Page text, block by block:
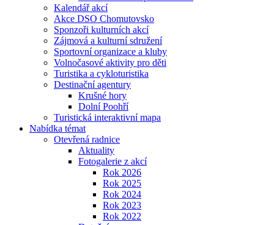
Kalendář akcí
Akce DSO Chomutovsko
Sponzoři kulturních akcí
Zájmová a kulturní sdružení
Sportovní organizace a kluby
Volnočasové aktivity pro děti
Turistika a cykloturistika
Destinační agentury
Krušné hory
Dolní Poohří
Turistická interaktivní mapa
Nabídka témat
Otevřená radnice
Aktuality
Fotogalerie z akcí
Rok 2026
Rok 2025
Rok 2024
Rok 2023
Rok 2022